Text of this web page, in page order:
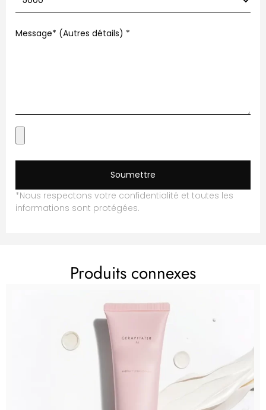
Message* (Autres détails) *
Soumettre
*Nous respectons votre confidentialité et toutes les
informations sont protégées.
Produits connexes